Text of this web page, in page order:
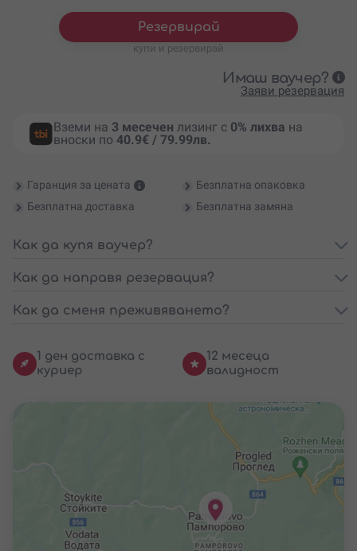
Резервирай
купи и резервирай
Имаш ваучер?
Заяви резервация
Вземи на 3 месечен лизинг с 0% лихва на
вноски по 40.9€ / 79.99лв.
Гаранция за цената
Безплатна опаковка
Безплатна доставка
Безплатна замяна
Как да купя ваучер?
Как да направя резервация?
Как да сменя преживяването?
1 ден доставка с
куриер
12 месеца
валидност